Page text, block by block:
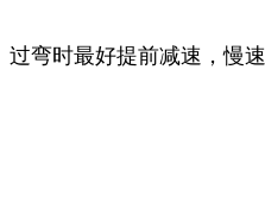
过弯时最好提前减速，慢